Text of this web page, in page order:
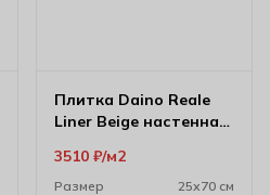
Плитка Daino Reale
Liner Beige настенная
3510 ₽ м2
Размер
25х70 см